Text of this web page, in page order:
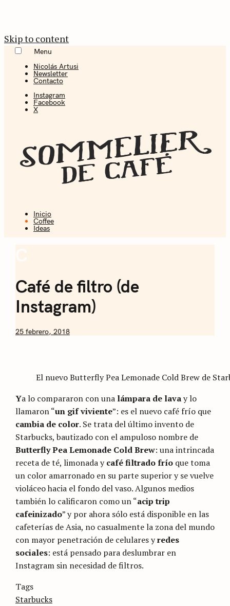
Skip to content
Menu
Nicolás Artusi
Newsletter
Contacto
Instagram
Facebook
X
Café
Coffee + Ideas
Inicio
Coffee
Ideas
Café de filtro (de
Instagram)
by
25 febrero, 2018
El nuevo Butterfly Pea Lemonade Cold Brew de
Ya lo compararon con una lámpara de lavay lo
llamaron “un gif viviente”: es el nuevo café frío que
cambia de color. Se trata del último invento de
Starbucks, bautizado con el ampuloso nombre de
Butterfly Pea Lemonade Cold Brew: una intrincada
receta de té, limonada ycafé filtrado frío que toma
un color amarronado en su parte superior y se vuelve
violáceo hacia el fondo del vaso. Algunos medios
también lo calificaron como un “acip trip
cafeinizado” y por ahora sólo está disponible en las
cafeterías de Asia, no casualmente la zona del mundo
con mayor penetración de celulares yredes
sociales: está pensado para deslumbrar en
Instagram sin necesidad de filtros.
Categories
categoría
Tags
Starbucks